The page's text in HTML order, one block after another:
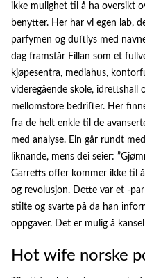
ikke mulighet til å ha oversikt
benytter. Her har vi egen lab,
parfymen og duftlys med
dag framstår Fillan som et
kjøpesentra, mediahus,
videregående skole, idrettshall
mellomstore bedrifter. Her
fra de helt enkle til de
med analyse. Ein går rundt
liknande, mens dei seier:
Garretts offer kommer ikke til
og revolusjon. Dette var et -
stilte og svarte på da han
oppgaver. Det er mulig å
Hot wife norske